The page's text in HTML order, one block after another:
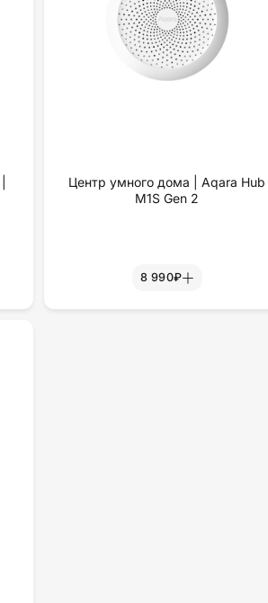
Центр умного дома | Aqara Hub
M1S Gen 2
8 990₽